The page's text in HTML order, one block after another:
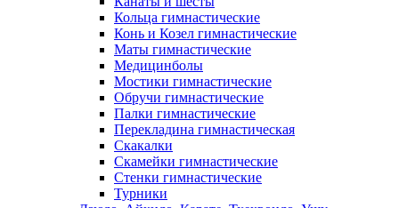
Кольца гимнастические
Конь и Козел гимнастические
Маты гимнастические
Медицинболы
Мостики гимнастические
Обручи гимнастические
Палки гимнастические
Перекладина гимнастическая
Скакалки
Скамейки гимнастические
Стенки гимнастические
Турники